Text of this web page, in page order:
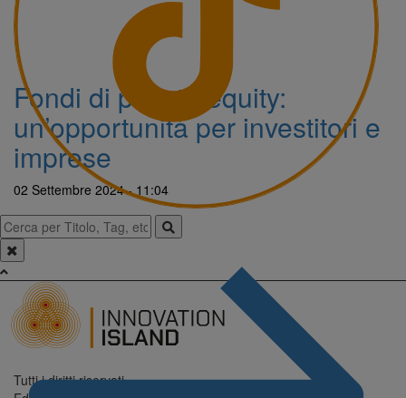
Fondi di private equity:
un’opportunità per investitori e
imprese
02 Settembre 2024 - 11:04
Tutti i diritti riservati.